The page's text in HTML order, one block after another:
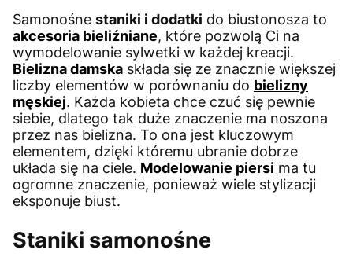
Samonośne staniki i dodatki do biustonosza to
akcesoria bieliźniane, które pozwolą Ci na
wymodelowanie sylwetki w każdej kreacji.
Bielizna damska składa się ze znacznie większej
liczby elementów w porównaniu do bielizny
męskiej. Każda kobieta chce czuć się pewnie
siebie, dlatego tak duże znaczenie ma noszona
przez nas bielizna. To ona jest kluczowym
elementem, dzięki któremu ubranie dobrze
układa się na ciele. Modelowanie piersi ma tu
ogromne znaczenie, ponieważ wiele stylizacji
eksponuje biust.
Staniki samonośne